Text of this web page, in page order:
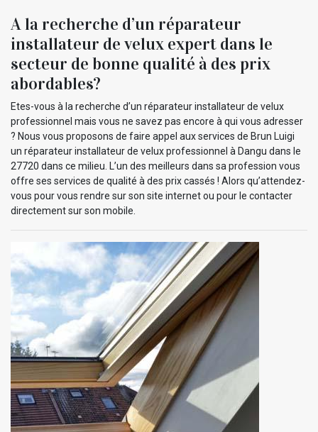
A la recherche d’un réparateur
installateur de velux expert dans le
secteur de bonne qualité à des prix
abordables?
Etes-vous à la recherche d’un réparateur installateur de velux
professionnel mais vous ne savez pas encore à qui vous adresser
? Nous vous proposons de faire appel aux services de Brun Luigi
un réparateur installateur de velux professionnel à Dangu dans le
27720 dans ce milieu. L’un des meilleurs dans sa profession vous
offre ses services de qualité à des prix cassés ! Alors qu’attendez-
vous pour vous rendre sur son site internet ou pour le contacter
directement sur son mobile.